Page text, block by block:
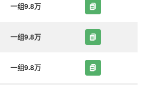
一组9.8万
一组9.8万
一组9.8万